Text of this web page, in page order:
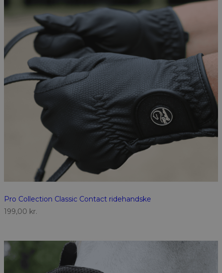
Pro Collection Classic Contact ridehandske
199,00 kr.